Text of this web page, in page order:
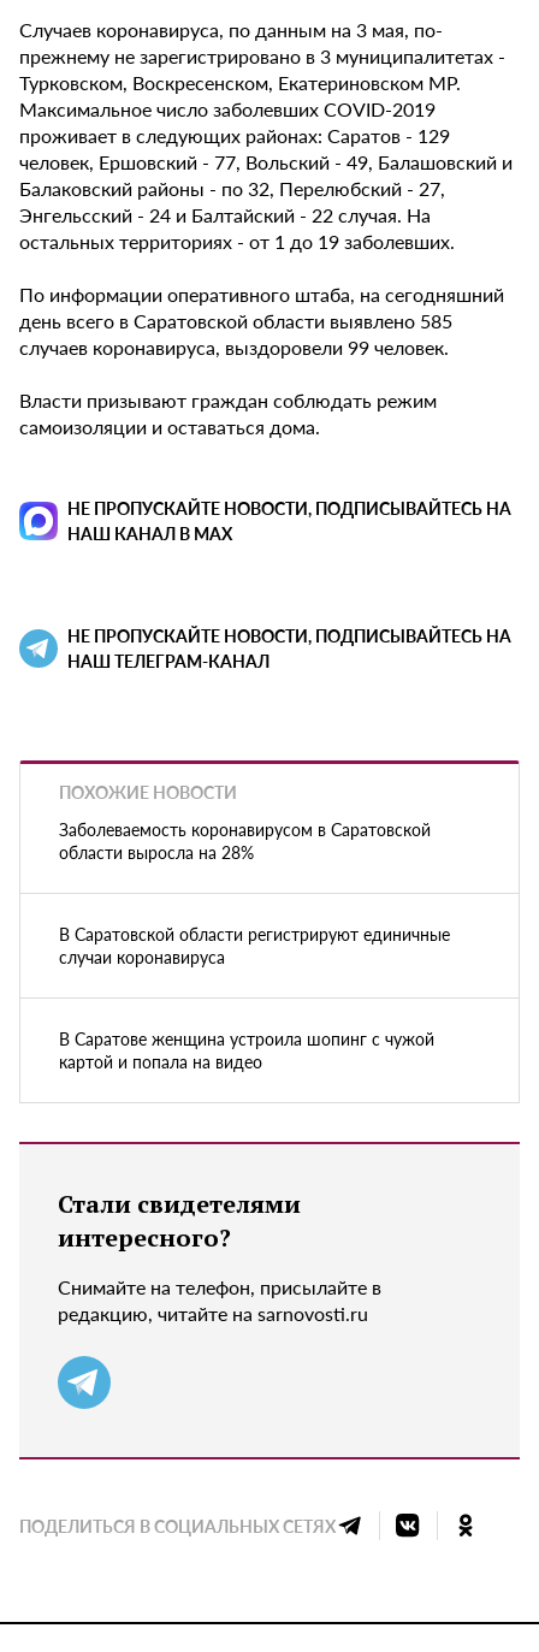
Случаев коронавируса, по данным на 3 мая, по-
прежнему не зарегистрировано в 3 муниципалитетах -
Турковском, Воскресенском, Екатериновском МР.
Максимальное число заболевших COVID-2019
проживает в следующих районах: Саратов - 129
человек, Ершовский - 77, Вольский - 49, Балашовский и
Балаковский районы - по 32, Перелюбский - 27,
Энгельсский - 24 и Балтайский - 22 случая. На
остальных территориях - от 1 до 19 заболевших.
По информации оперативного штаба, на сегодняшний
день всего в Саратовской области выявлено 585
случаев коронавируса, выздоровели 99 человек.
Власти призывают граждан соблюдать режим
самоизоляции и оставаться дома.
НЕ ПРОПУСКАЙТЕ НОВОСТИ, ПОДПИСЫВАЙТЕСЬ НА
НАШ КАНАЛ В MAX
НЕ ПРОПУСКАЙТЕ НОВОСТИ, ПОДПИСЫВАЙТЕСЬ НА
НАШ ТЕЛЕГРАМ-КАНАЛ
ПОХОЖИЕ НОВОСТИ
Заболеваемость коронавирусом в Саратовской
области выросла на 28%
В Саратовской области регистрируют единичные
случаи коронавируса
В Саратове женщина устроила шопинг с чужой
картой и попала на видео
Стали свидетелями
интересного?
Снимайте на телефон, присылайте в
редакцию, читайте на sarnovosti.ru
ПОДЕЛИТЬСЯ В СОЦИАЛЬНЫХ СЕТЯХ